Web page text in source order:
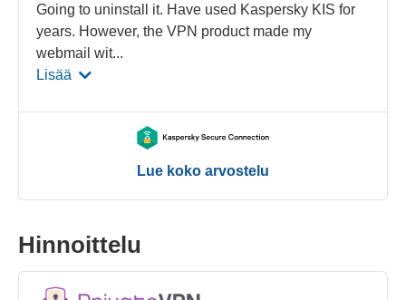
Going to uninstall it. Have used Kaspersky KIS for
years. However, the VPN product made my
webmail wit...
Lisää
Lue koko arvostelu
Hinnoittelu